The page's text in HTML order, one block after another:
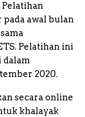
awal bulan
Pelatihan ini
dalam
2020.
secara online
khalayak